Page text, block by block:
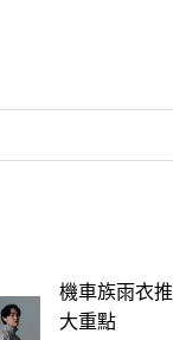
機車族雨衣
大重點